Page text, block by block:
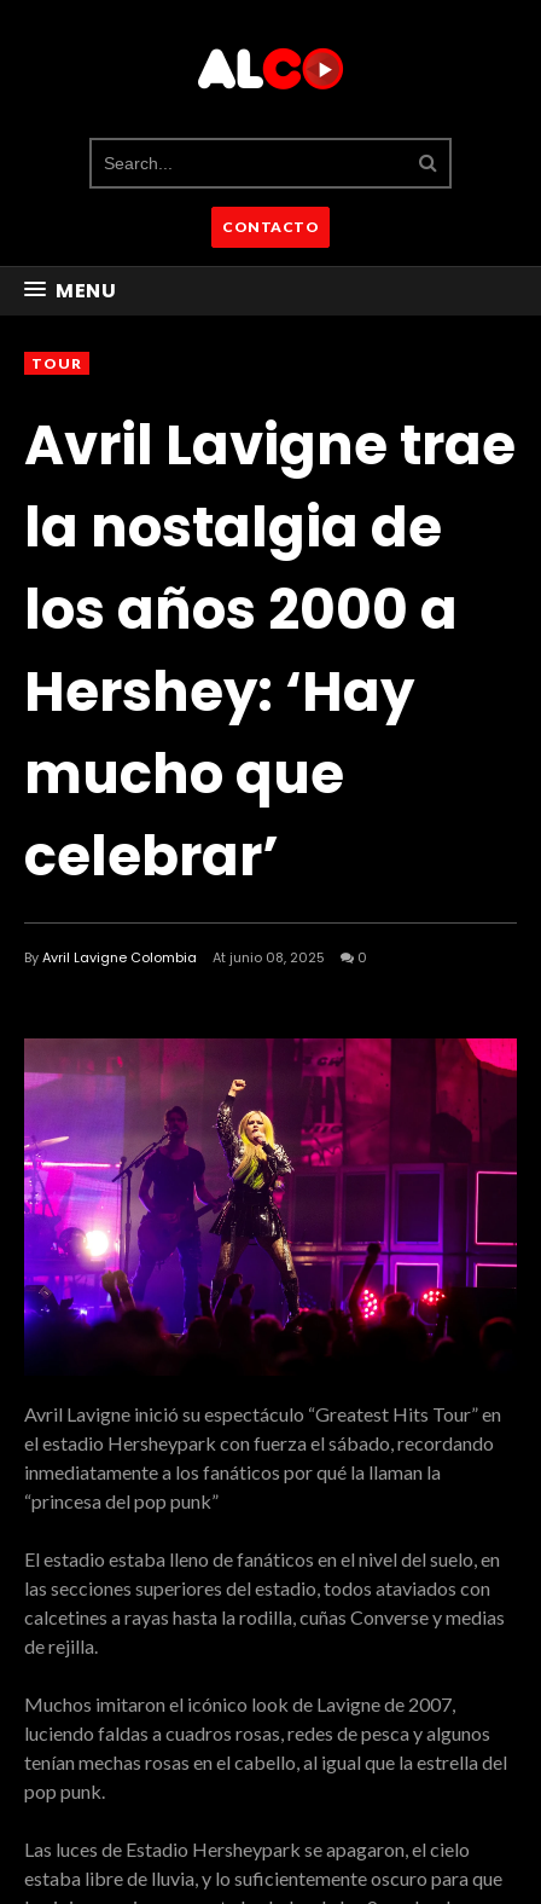
CONTACTO
MENU
TOUR
Avril Lavigne trae
la nostalgia de
los años 2000 a
Hershey: ‘Hay
mucho que
celebrar’
ByAvril Lavigne Colombia At junio 08, 2025 0
Avril Lavigne inició su espectáculo “Greatest Hits Tour” en
el estadio Hersheypark con fuerza el sábado, recordando
inmediatamente a los fanáticos por qué la llaman la
“princesa del pop punk”
El estadio estaba lleno de fanáticos en el nivel del suelo, en
las secciones superiores del estadio, todos ataviados con
calcetines a rayas hasta la rodilla, cuñas Converse y medias
de rejilla.
Muchos imitaron el icónico look de Lavigne de 2007,
luciendo faldas a cuadros rosas, redes de pesca y algunos
tenían mechas rosas en el cabello, al igual que la estrella del
pop punk.
Las luces de Estadio Hersheypark se apagaron, el cielo
estaba libre de lluvia, y lo suficientemente oscuro para que